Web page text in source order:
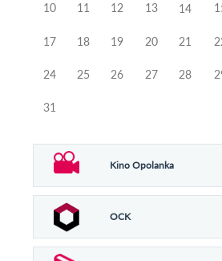
10 11 12 13 14
17 18 19 20 21
24 25 26 27 28
31
Kino Opolanka
OCK